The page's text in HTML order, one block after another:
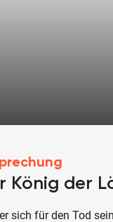
König der
sich für den Tod